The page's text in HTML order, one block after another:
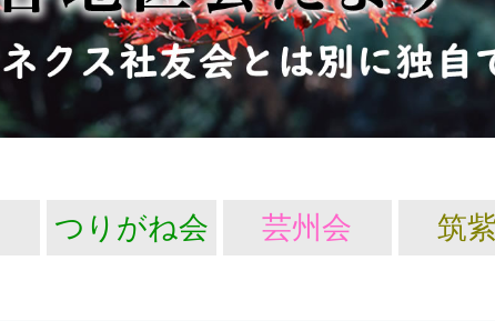
つりがね会 芸州会 筑